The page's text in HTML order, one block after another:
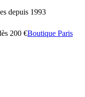
depuis 1993
200 €Boutique Paris